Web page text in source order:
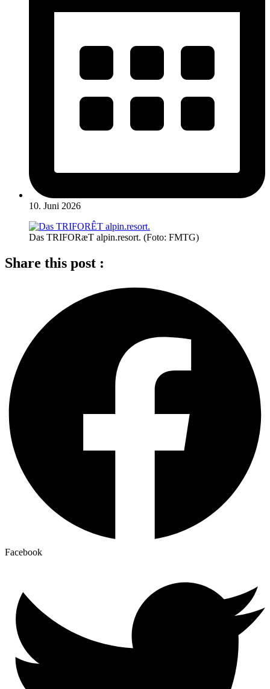
10. Juni 2026
Das TRIFORæT alpin.resort. (Foto: FMTG)
Share this post :
Facebook